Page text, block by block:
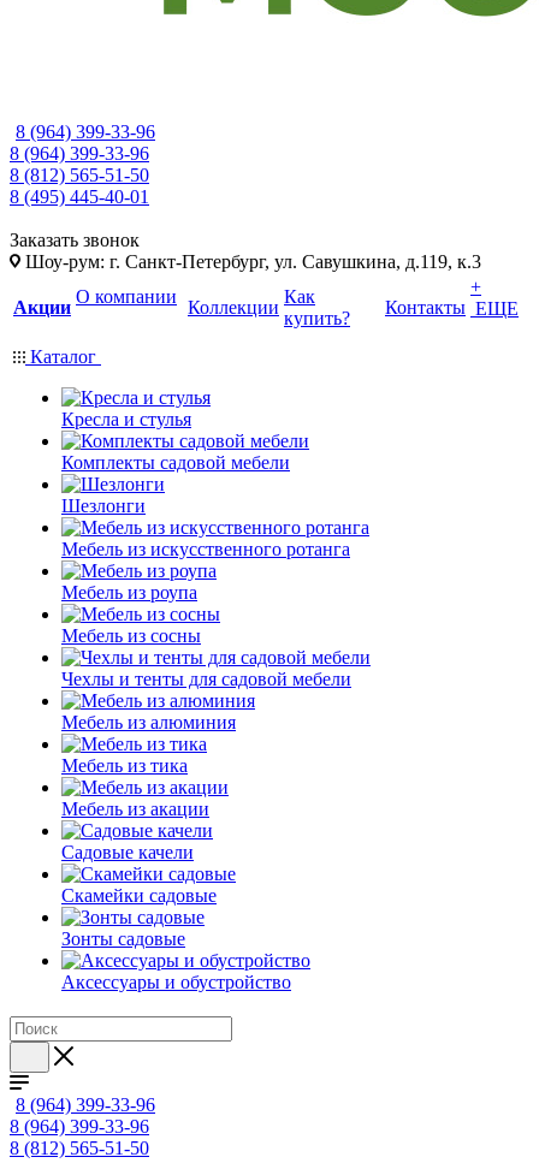
8 (964) 399-33-96
8 (964) 399-33-96
8 (812) 565-51-50
8 (495) 445-40-01
Заказать звонок
Шоу-рум: г. Санкт-Петербург, ул. Савушкина, д.119, к.3
Акции
О компании
Коллекции
Как
купить?
Контакты
+
ЕЩЕ
Каталог
Кресла и стулья
Комплекты садовой мебели
Шезлонги
Мебель из искусственного ротанга
Мебель из роупа
Мебель из сосны
Чехлы и тенты для садовой мебели
Мебель из алюминия
Мебель из тика
Мебель из акации
Садовые качели
Скамейки садовые
Зонты садовые
Аксессуары и обустройство
8 (964) 399-33-96
8 (964) 399-33-96
8 (812) 565-51-50